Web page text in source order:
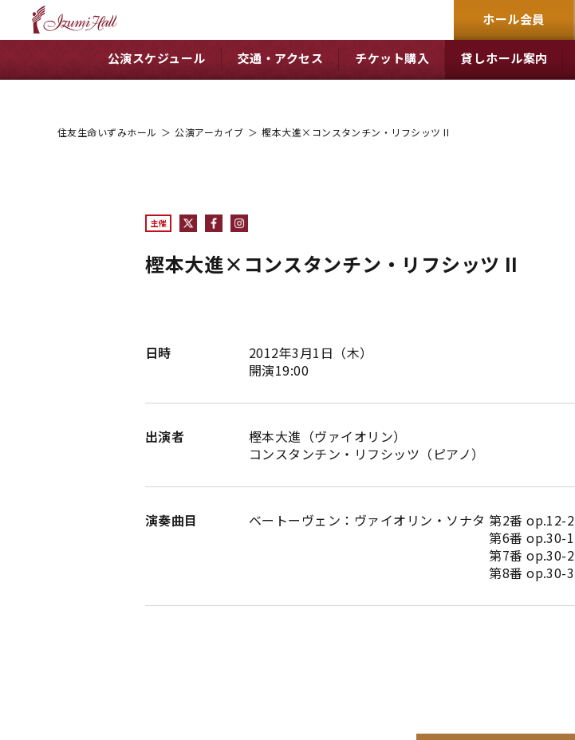
ホール会員
公演スケジュール 交通・アクセス チケット購入 貸しホール案内
住友生命いずみホール ＞ 公演アーカイブ ＞ 樫本大進×コンスタンチン・リフシッツ II
主催
樫本大進×コンスタンチン・リフシッツ II
日時
2012年3月1日（木）
開演19:00
出演者
樫本大進（ヴァイオリン）
コンスタンチン・リフシッツ（ピアノ）
演奏曲目
ベートーヴェン：ヴァイオリン・ソナタ 第2番 op.12-2
第6番 op.30-1
第7番 op.30-2
第8番 op.30-3